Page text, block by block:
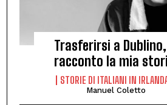
Trasferirsi a
racconto la mia
STORIE DI ITALIANI IN
Manuel Coletto